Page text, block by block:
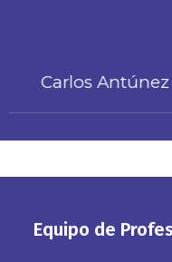
Carlos
Equipo de